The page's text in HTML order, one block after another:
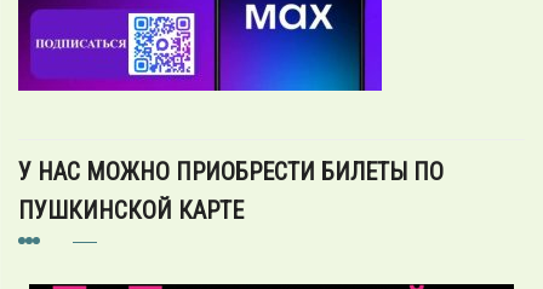
У НАС МОЖНО ПРИОБРЕСТИ БИЛЕТЫ ПО
ПУШКИНСКОЙ КАРТЕ